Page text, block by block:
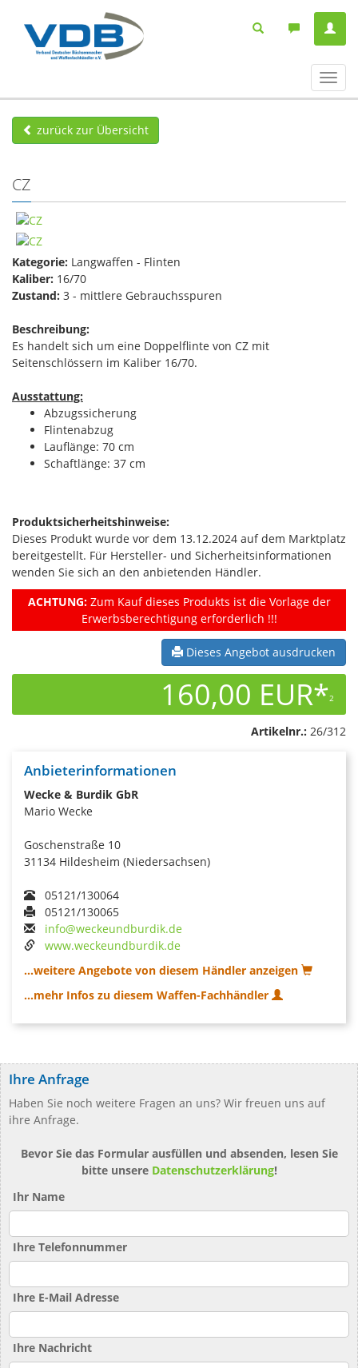
ein-/
zurück zur Übersicht
CZ
Kategorie: Langwaffen - Flinten
Kaliber: 16/70
Zustand: 3 - mittlere Gebrauchsspuren
Beschreibung:
Es handelt sich um eine Doppelflinte von CZ mit
Seitenschlössern im Kaliber 16/70.
Ausstattung:
Abzugssicherung
Flintenabzug
Lauflänge: 70 cm
Schaftlänge: 37 cm
Produktsicherheitshinweise:
Dieses Produkt wurde vor dem 13.12.2024 auf dem Marktplatz
bereitgestellt. Für Hersteller- und Sicherheitsinformationen
wenden Sie sich an den anbietenden Händler.
ACHTUNG:Zum Kauf dieses Produkts ist die Vorlage der
Erwerbsberechtigung erforderlich !!!
Dieses Angebot ausdrucken
160,00 EUR*2
Artikelnr.: 26/312
Anbieterinformationen
Wecke & Burdik GbR
Mario Wecke
Goschenstraße 10
31134 Hildesheim (Niedersachsen)
05121/130064
05121/130065
info@weckeundburdik.de
www.weckeundburdik.de
...weitere Angebote von diesem Händler anzeigen
...mehr Infos zu diesem Waffen-Fachhändler
Ihre Anfrage
Haben Sie noch weitere Fragen an uns? Wir freuen uns auf
ihre Anfrage.
Bevor Sie das Formular ausfüllen und absenden, lesen Sie
bitte unsere Datenschutzerklärung!
Ihr Name
Ihre Telefonnummer
Ihre E-Mail Adresse
Ihre Nachricht